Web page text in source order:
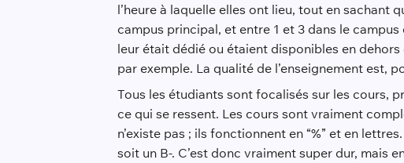
l’heure à laquelle elles ont lieu, tout en sachant
campus principal, et entre 1 et 3 dans le
leur était dédié ou étaient disponibles en
par exemple. La qualité de l’enseignement est,
Tous les étudiants sont focalisés sur les cours,
ce qui se ressent. Les cours sont vraiment
n’existe pas ; ils fonctionnent en “%” et en
soit un B-. C’est donc vraiment super dur, mais